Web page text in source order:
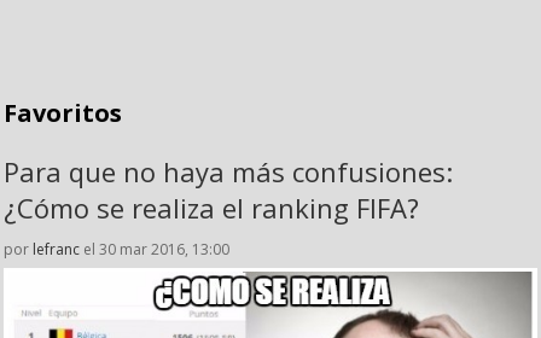
Favoritos
Para que no haya más confusiones:
¿Cómo se realiza el ranking FIFA?
por lefranc el 30 mar 2016, 13:00